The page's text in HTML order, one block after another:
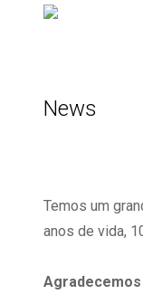
News
Temos um
anos de vida,